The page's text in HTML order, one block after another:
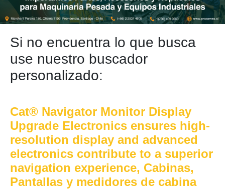
Si no encuentra lo que busca
use nuestro buscador
personalizado:
Cat® Navigator Monitor Display
Upgrade Electronics ensures high-
resolution display and advanced
electronics contribute to a superior
navigation experience, Cabinas,
Pantallas y medidores de cabina